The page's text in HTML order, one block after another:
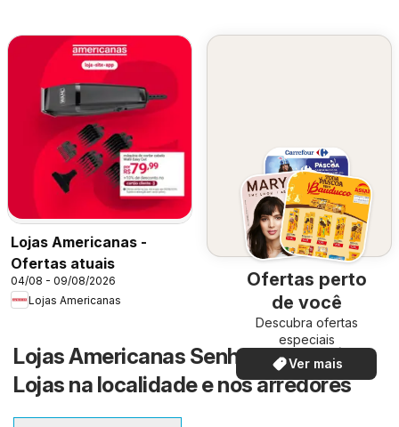
Lojas Americanas -
Ofertas atuais
04/08 - 09/08/2026
Lojas Americanas
Ofertas perto
de você
Descubra ofertas
especiais
Ver mais
Lojas Americanas Senhor do Bonfim -
Lojas na localidade e nos arredores